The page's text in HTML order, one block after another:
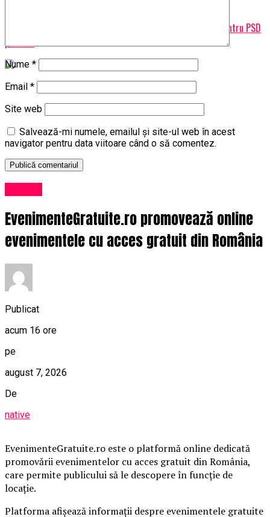
Dragnea, scos din cărți! I s-a anunțat sfârșitul. Eșec total pentru PSD
| JiulAZI
Nume *
Email *
Site web
Salvează-mi numele, emailul și site-ul web în acest
navigator pentru data viitoare când o să comentez.
EvenimenteGratuite.ro promovează online
evenimentele cu acces gratuit din România
Publicat
acum 16 ore
pe
august 7, 2026
De
native
EvenimenteGratuite.ro este o platformă online dedicată
promovării evenimentelor cu acces gratuit din România,
care permite publicului să le descopere în funcție de
locație.
Platforma afișează informații despre evenimentele gratuite